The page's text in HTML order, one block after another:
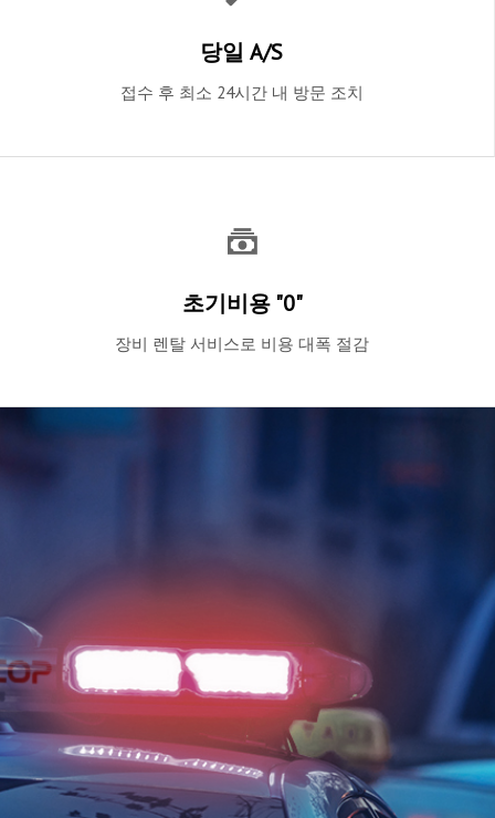
당일 A/S
접수 후 최소 24시간 내 방문 조치
초기비용 "0"
장비 렌탈 서비스로 비용 대폭 절감